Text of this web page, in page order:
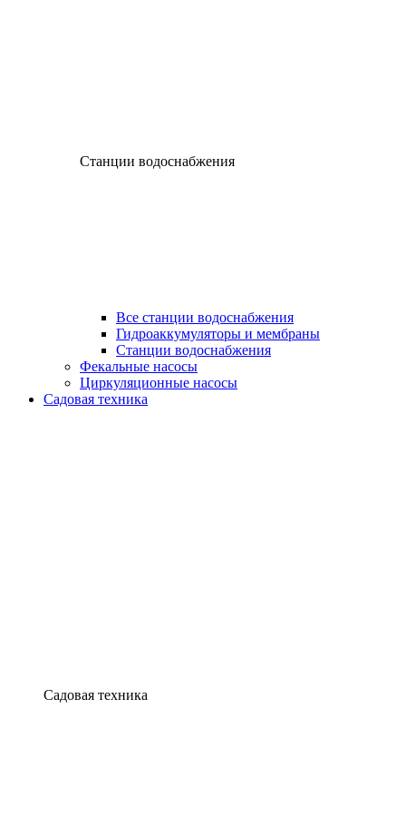
Станции водоснабжения
Все станции водоснабжения
Гидроаккумуляторы и мембраны
Станции водоснабжения
Фекальные насосы
Циркуляционные насосы
Садовая техника
Садовая техника